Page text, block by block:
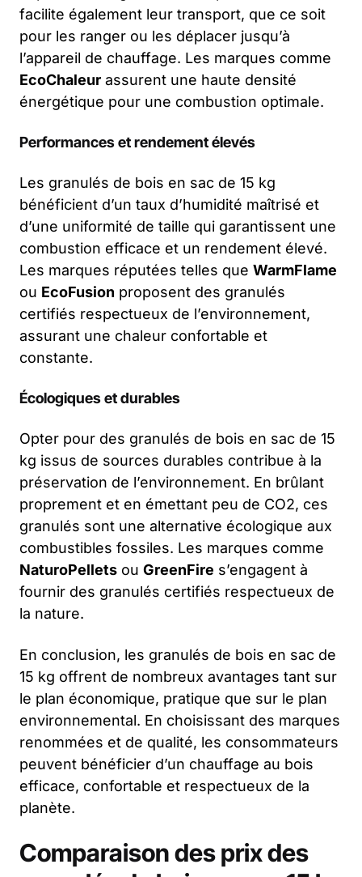
facilite également leur transport, que ce soit
pour les ranger ou les déplacer jusqu’à
l’appareil de chauffage. Les marques comme
EcoChaleur assurent une haute densité
énergétique pour une combustion optimale.
Performances et rendement élevés
Les granulés de bois en sac de 15 kg
bénéficient d’un taux d’humidité maîtrisé et
d’une uniformité de taille qui garantissent une
combustion efficace et un rendement élevé.
Les marques réputées telles que WarmFlame
ou EcoFusion proposent des granulés
certifiés respectueux de l’environnement,
assurant une chaleur confortable et
constante.
Écologiques et durables
Opter pour des granulés de bois en sac de 15
kg issus de sources durables contribue à la
préservation de l’environnement. En brûlant
proprement et en émettant peu de CO2, ces
granulés sont une alternative écologique aux
combustibles fossiles. Les marques comme
NaturoPellets ou GreenFire s’engagent à
fournir des granulés certifiés respectueux de
la nature.
En conclusion, les granulés de bois en sac de
15 kg offrent de nombreux avantages tant sur
le plan économique, pratique que sur le plan
environnemental. En choisissant des marques
renommées et de qualité, les consommateurs
peuvent bénéficier d’un chauffage au bois
efficace, confortable et respectueux de la
planète.
Comparaison des prix des